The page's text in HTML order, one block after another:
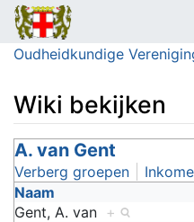
Oudheidkundige
Wiki bekijken
Ga naar: navigatie
A. van Gent
Verberg groepen
Naam
Gent, A. van +